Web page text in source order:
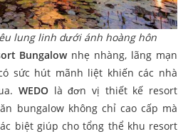
lung linh dưới ánh hoàng hôn
Bungalownhẹ nhàng, lãng mạn
sức hút mãnh liệt khiến các nhà
WEDO là đơn vị thiết kế resort
bungalow không chỉ cao cấp mà
biệt giúp cho tổng thể khu resort